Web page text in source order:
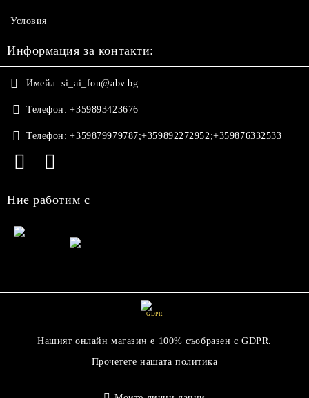
Условия
Информация за контакти:
Имейл: si_ai_fon@abv.bg
Телефон: +359893423676
Телефон: +359879979787;+359892272952;+359876332533
Ние работим с
GDPR
Нашият онлайн магазин е 100% съобразен с GDPR.
Прочетете нашата политика